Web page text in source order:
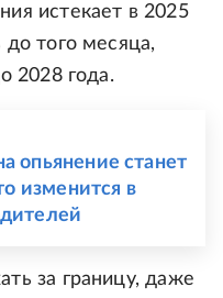
истекает в 2025
того месяца,
2028 года.
опьянение станет
изменится в
за границу, даже